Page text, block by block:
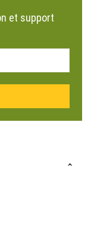
et support